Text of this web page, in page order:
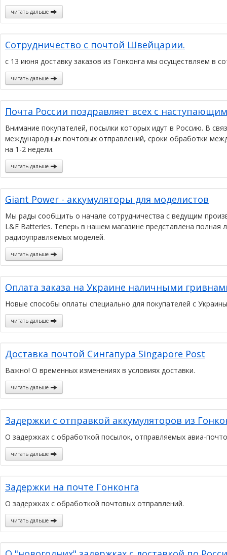
читать дальше
Сотрудничество с почтой Швейцарии.
с 13 июня доставку заказов из Гонконга мы осуществляем в
читать дальше
Почта России поздравляет всех с
Внимание покупателей, посылки которых идут в Россию. В
международных почтовых отправлений, сроки обработки
на 1-2 недели.
читать дальше
Giant Power - аккумуляторы для моделистов
Мы рады сообщить о начале сотрудничества с ведущим
L&E Batteries. Теперь в нашем магазине представлена полная
радиоуправляемых моделей.
читать дальше
Оплата заказа на Украине наличными
Новые способы оплаты специально для покупателей с
читать дальше
Доставка почтой Сингапура Singapore Post
Важно! О временных изменениях в условиях доставки.
читать дальше
Задержки с отправкой аккумуляторов из
О задержках с обработкой посылок, отправляемых авиа-
читать дальше
Задержки на почте Гонконга
О задержках с обработкой почтовых отправлений.
читать дальше